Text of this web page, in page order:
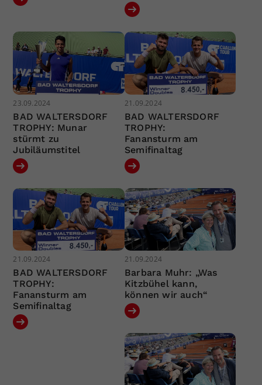
23.09.2024
BAD WALTERSDORF
TROPHY: Munar
stürmt zu
Jubiläumstitel
21.09.2024
BAD WALTERSDORF
TROPHY:
Fanansturm am
Semifinaltag
21.09.2024
BAD WALTERSDORF
TROPHY:
Fanansturm am
Semifinaltag
21.09.2024
Barbara Muhr: „Was
Kitzbühel kann,
können wir auch“